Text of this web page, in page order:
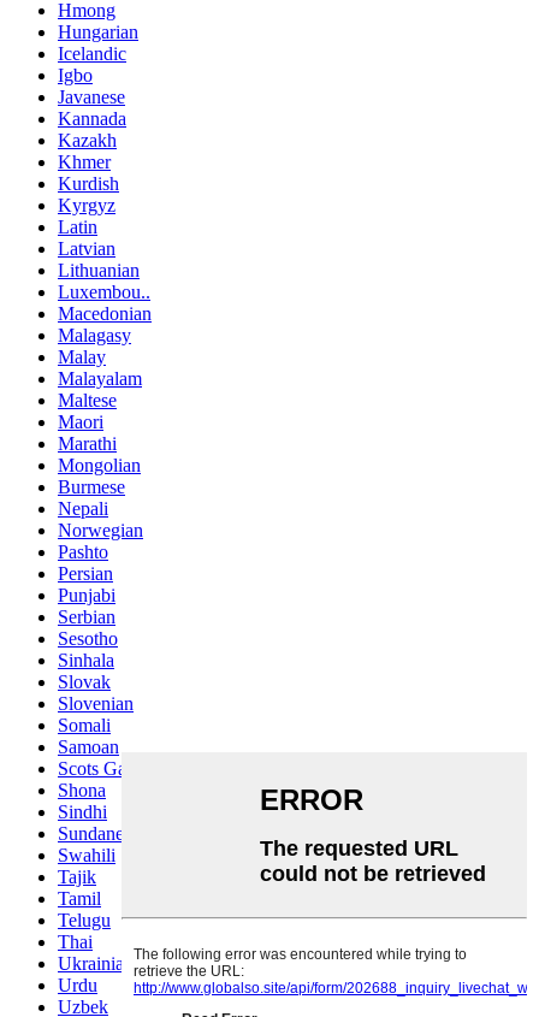
Hmong
Hungarian
Icelandic
Igbo
Javanese
Kannada
Kazakh
Khmer
Kurdish
Kyrgyz
Latin
Latvian
Lithuanian
Luxembou..
Macedonian
Malagasy
Malay
Malayalam
Maltese
Maori
Marathi
Mongolian
Burmese
Nepali
Norwegian
Pashto
Persian
Punjabi
Serbian
Sesotho
Sinhala
Slovak
Slovenian
Somali
Samoan
Scots Gaelic
Shona
Sindhi
Sundanese
Swahili
Tajik
Tamil
Telugu
Thai
Ukrainian
Urdu
Uzbek